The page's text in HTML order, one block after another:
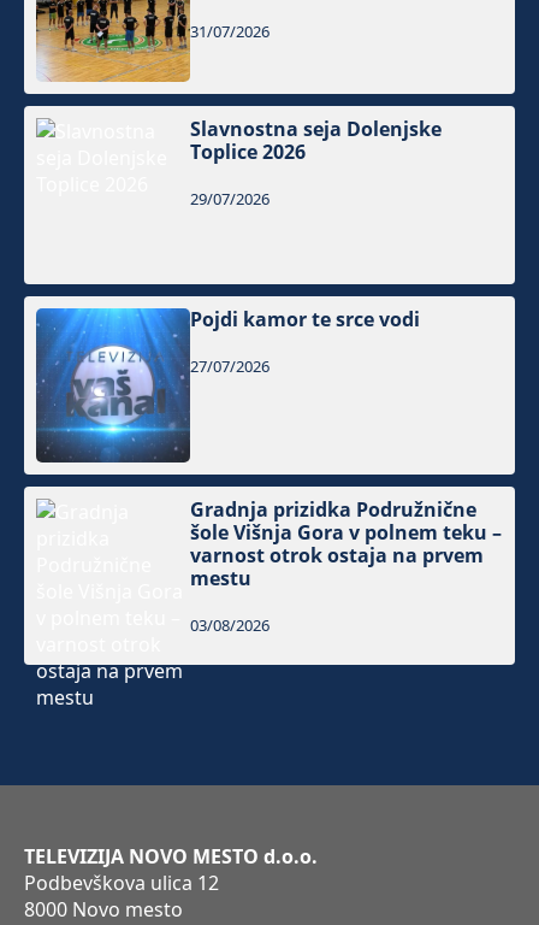
31/07/2026
Slavnostna seja Dolenjske
Toplice 2026
29/07/2026
Pojdi kamor te srce vodi
27/07/2026
Gradnja prizidka Podružnične
šole Višnja Gora v polnem teku –
varnost otrok ostaja na prvem
mestu
03/08/2026
TELEVIZIJA NOVO MESTO d.o.o.
Podbevškova ulica 12
8000 Novo mesto